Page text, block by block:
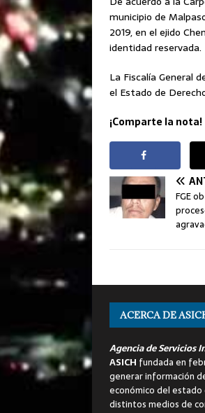
municipio de
2019, en el ejido
identidad reservada.
La Fiscalía General
el Estado de
¡Comparte la nota!
FGE
ACERCA DE
Agencia de Servicios
ASICH fundada en
generar información
económico del estado
distintos medios de